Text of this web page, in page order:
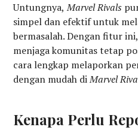
Untungnya, Marvel Rivals
simpel dan efektif untuk
bermasalah. Dengan fitur
menjaga komunitas tetap
cara lengkap melaporkan
dengan mudah diMarvel
Kenapa Perlu